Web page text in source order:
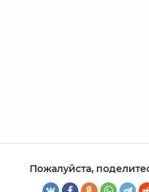
Пожалуйста,